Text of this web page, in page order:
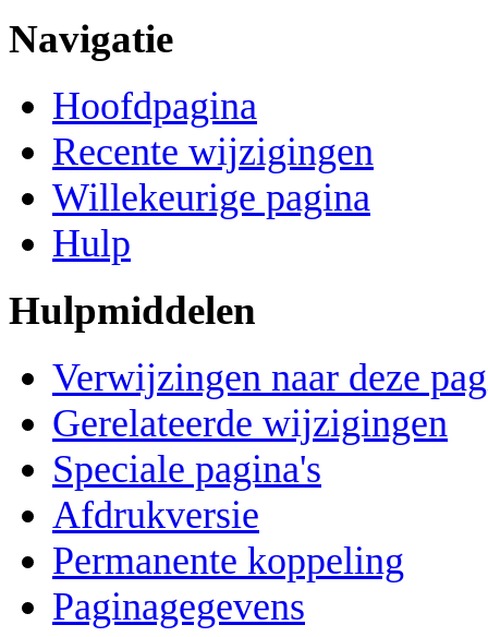
Navigatie
Hoofdpagina
Recente wijzigingen
Willekeurige pagina
Hulp
Hulpmiddelen
Verwijzingen naar deze
Gerelateerde wijzigingen
Speciale pagina's
Afdrukversie
Permanente koppeling
Paginagegevens